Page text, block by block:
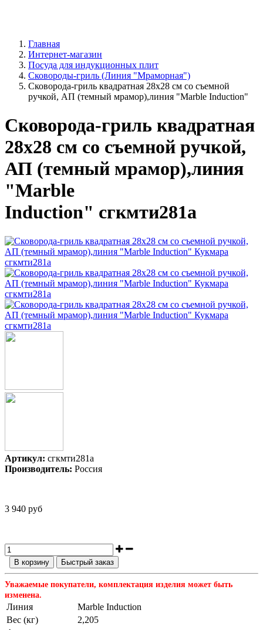
Главная
Интернет-магазин
Посуда для индукционных плит
Сковороды-гриль (Линия "Мраморная")
Сковорода-гриль квадратная 28х28 см со съемной
ручкой, АП (темный мрамор),линия "Marble Induction"
Сковорода-гриль квадратная
28х28 см со съемной ручкой,
АП (темный мрамор),линия
"Marble
Induction" сгкмти281а
Артикул: сгкмти281а
Производитель: Россия
3 940 руб
В корзину Быстрый заказ
Уважаемые покупатели, комплектация изделия может быть
изменена.
Линия
Marble Induction
Вес (кг)
2,205